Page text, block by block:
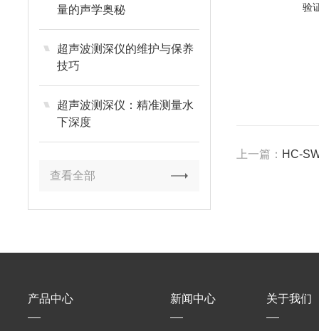
量的声学奥秘
超声波测深仪的维护与保养
技巧
超声波测深仪：精准测量水
下深度
查看全部
验
上一篇： HC-
产品中心 新闻中心 关于我们